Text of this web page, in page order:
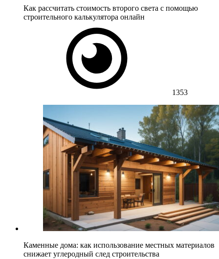
Как рассчитать стоимость второго света с помощью
строительного калькулятора онлайн
1353
Каменные дома: как использование местных материалов
снижает углеродный след строительства